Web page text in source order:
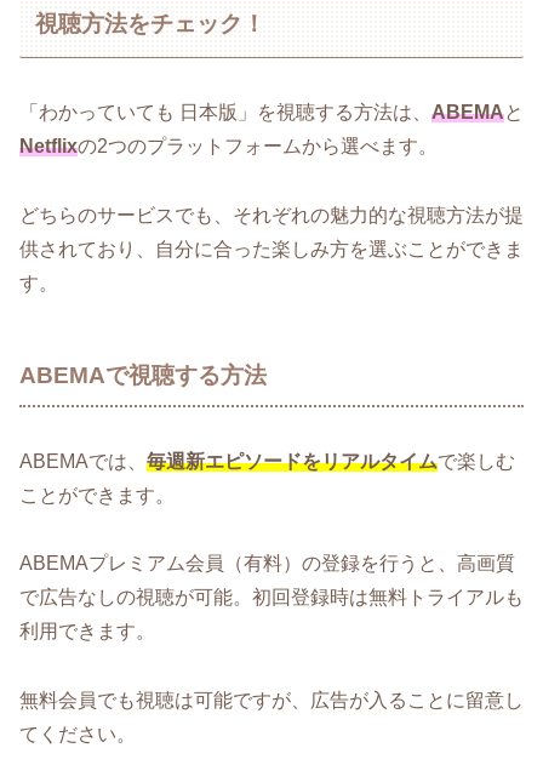
視聴方法をチェック！
「わかっていても 日本版」を視聴する方法は、 ABEMAと
Netflixの2つのプラットフォームから選べます。
どちらのサービスでも、それぞれの魅力的な視聴方法が提
供されており、自分に合った楽しみ方を選ぶことができま
す。
ABEMAで視聴する方法
ABEMAでは、 毎週新エピソードをリアルタイムで楽しむ
ことができます。
ABEMAプレミアム会員（有料）の登録を行うと、高画質
で広告なしの視聴が可能。初回登録時は無料トライアルも
利用できます。
無料会員でも視聴は可能ですが、広告が入ることに留意し
てください。